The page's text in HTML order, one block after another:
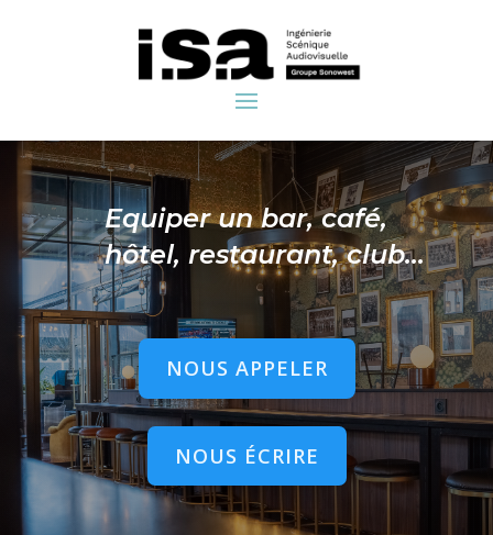
Equiper un bar, café,
hôtel, restaurant, club…
NOUS APPELER
NOUS ÉCRIRE